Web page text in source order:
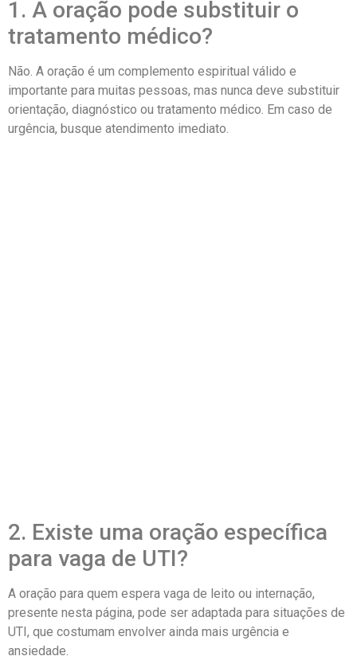
1. A oração pode substituir o
tratamento médico?
Não. A oração é um complemento espiritual válido e
importante para muitas pessoas, mas nunca deve substituir
orientação, diagnóstico ou tratamento médico. Em caso de
urgência, busque atendimento imediato.
2. Existe uma oração específica
para vaga de UTI?
A oração para quem espera vaga de leito ou internação,
presente nesta página, pode ser adaptada para situações de
UTI, que costumam envolver ainda mais urgência e
ansiedade.